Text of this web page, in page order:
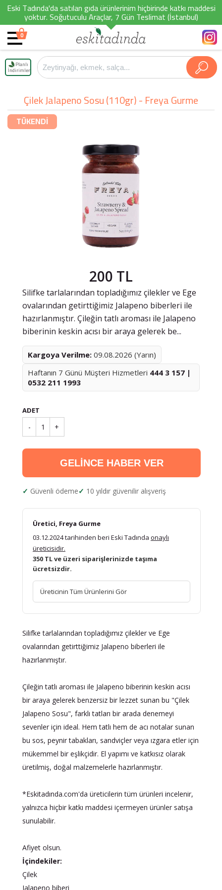
Eski Tadında'da satılan gıda ürünlerinim hiçbirinde katkı maddesi
yoktur. Soğutuculu Araçlar, 7 Gün Teslimat (İstanbul)
0
Planlı
İndirimler
Çilek Jalapeno Sosu (110gr) - Freya Gurme
TÜKENDİ
200 TL
Silifke tarlalarından topladığımız çilekler ve Ege
ovalarından getirttiğimiz Jalapeno biberleri ile
hazırlanmıştır. Çileğin tatlı aroması ile Jalapeno
biberinin keskin acısı bir araya gelerek be...
Kargoya Verilme: 09.08.2026 (Yarın)
Haftanın 7 Günü Müşteri Hizmetleri 444 3 157 |
0532 211 1993
ADET
- 1 +
GELİNCE HABER VER
Güvenli ödeme 10 yıldır güvenilir alışveriş
Üretici, Freya Gurme
03.12.2024 tarihinden beri Eski Tadında onaylı
üreticisidir.
350 TL ve üzeri siparişlerinizde taşıma
ücretsizdir.
Üreticinin Tüm Ürünlerini Gör
Silifke tarlalarından topladığımız çilekler ve Ege
ovalarından getirttiğimiz Jalapeno biberleri ile
hazırlanmıştır.
Çileğin tatlı aroması ile Jalapeno biberinin keskin acısı
bir araya gelerek benzersiz bir lezzet sunan bu "Çilek
Jalapeno Sosu", farklı tatları bir arada denemeyi
sevenler için ideal. Hem tatlı hem de acı notalar sunan
bu sos, peynir tabakları, sandviçler veya ızgara etler için
mükemmel bir eşlikçidir. El yapımı ve katkısız olarak
üretilmiş, doğal malzemelerle hazırlanmıştır.
*Eskitadında.com'da üreticilerin tüm ürünleri incelenir,
yalnızca hiçbir katkı maddesi içermeyen ürünler satışa
sunulabilir.
Afiyet olsun.
İçindekiler:
Çilek
Jalapeno biberi